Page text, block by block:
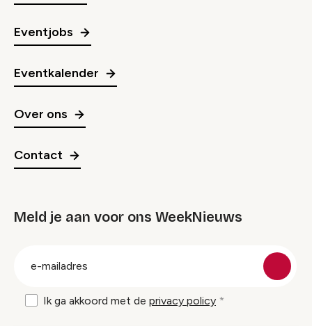
Eventjobs
Eventkalender
Over ons
Contact
Meld je aan voor ons WeekNieuws
Ik ga akkoord met de privacy policy